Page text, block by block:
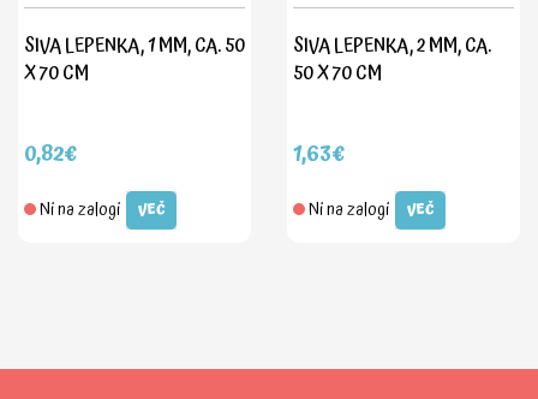
SIVA LEPENKA, 1 MM, CA. 50
X 70 CM
0,82€
Ni na zalogi VEČ
SIVA LEPENKA, 2 MM, CA.
50 X 70 CM
1,63€
Ni na zalogi VEČ